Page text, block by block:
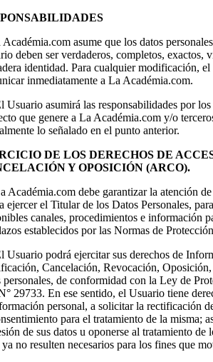
asume que los datos
deben ser verdaderos, completos, exactos,
identidad. Para cualquier modificación, el
inmediatamente a La Académia.com.
Usuario asumirá las responsabilidades por
que genere a La Académia.com y/o
lo señalado en el punto anterior.
DE LOS DERECHOS DE
Y OPOSICIÓN (ARCO).
Académia.com debe garantizar la atención
ejercer el Titular de los Datos Personales,
canales, procedimientos e información
establecidos por las Normas de
Usuario podrá ejercitar sus derechos de
Cancelación, Revocación,
personales, de conformidad con la Ley de
29733. En ese sentido, el Usuario tiene
personal, a solicitar la rectificación
para el tratamiento de la misma;
de sus datos u oponerse al tratamiento de
ya no resulten necesarios para los fines que